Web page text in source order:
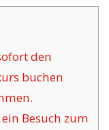
den
buchen
Besuch zum